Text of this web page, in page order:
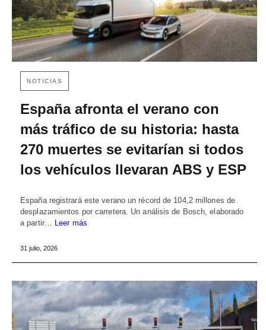
NOTICIAS
España afronta el verano con
más tráfico de su historia: hasta
270 muertes se evitarían si todos
los vehículos llevaran ABS y ESP
España registrará este verano un récord de 104,2 millones de
desplazamientos por carretera. Un análisis de Bosch, elaborado
a partir… Leer más
31 julio, 2026